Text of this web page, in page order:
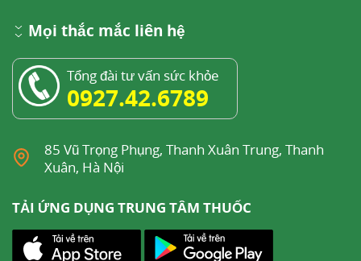
Mọi thắc mắc liên hệ
Tổng đài tư vấn sức khỏe
0927.42.6789
85 Vũ Trọng Phụng, Thanh Xuân Trung, Thanh
Xuân, Hà Nội
TẢI ỨNG DỤNG TRUNG TÂM THUỐC